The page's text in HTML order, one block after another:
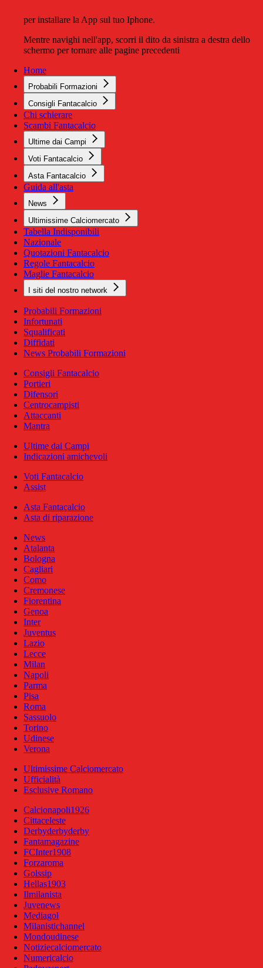
per installare la App sul tuo Iphone.
Mentre navighi nell'app, scorri il dito da sinistra a destra dello
schermo per tornare alle pagine precedenti
Home
Probabili Formazioni
Consigli Fantacalcio
Chi schierare
Scambi Fantacalcio
Ultime dai Campi
Voti Fantacalcio
Asta Fantacalcio
Guida all'asta
News
Ultimissime Calciomercato
Tabella Indisponibili
Nazionale
Quotazioni Fantacalcio
Regole Fantacalcio
Maglie Fantacalcio
I siti del nostro network
Probabili Formazioni
Infortunati
Squalificati
Diffidati
News Probabili Formazioni
Consigli Fantacalcio
Portieri
Difensori
Centrocampisti
Attaccanti
Mantra
Ultime dai Campi
Indicazioni amichevoli
Voti Fantacalcio
Assist
Asta Fantacalcio
Asta di riparazione
News
Atalanta
Bologna
Cagliari
Como
Cremonese
Fiorentina
Genoa
Inter
Juventus
Lazio
Lecce
Milan
Napoli
Parma
Pisa
Roma
Sassuolo
Torino
Udinese
Verona
Ultimissime Calciomercato
Ufficialità
Esclusive Romano
Calcionapoli1926
Cittaceleste
Derbyderbyderby
Fantamagazine
FCInter1908
Forzaroma
Golssip
Hellas1903
Ilmilanista
Juvenews
Mediagol
Milanistichannel
Mondoudinese
Notiziecalciomercato
Numericalcio